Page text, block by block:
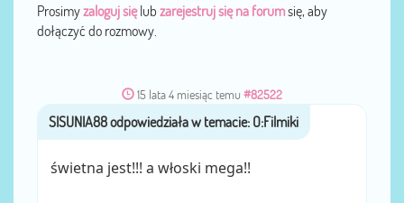
Prosimyzaloguj sięlub zarejestruj się na forumsię, aby
dołączyć do rozmowy.
15 lata 4 miesiąc temu #82522
przezSISUNIA88
świetna jest!!! a włoski mega!!